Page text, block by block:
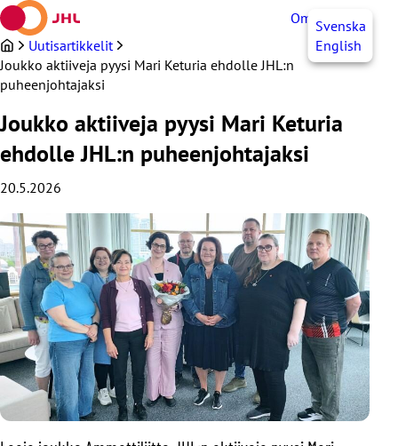
Siirry
sisältöön
OmaJHLSvenska
English
Uutisartikkelit
Joukko aktiiveja pyysi Mari Keturia ehdolle JHL:n
puheenjohtajaksi
Joukko aktiiveja pyysi Mari Keturia
ehdolle JHL:n puheenjohtajaksi
20.5.2026